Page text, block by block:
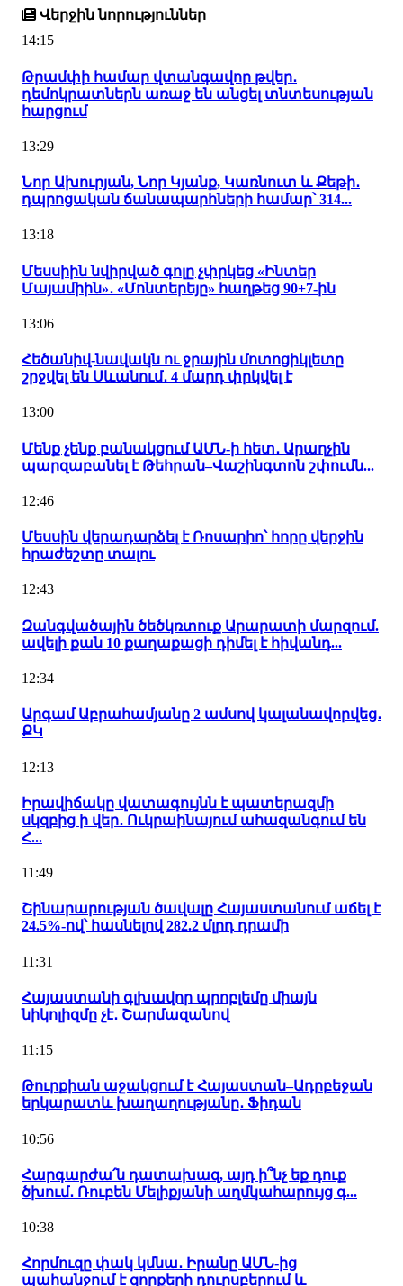
Վերջին նորություններ
14:15
Թրամփի համար վտանգավոր թվեր․
դեմոկրատներն առաջ են անցել տնտեսության
հարցում
13:29
Նոր Ախուրյան, Նոր Կյանք, Կառնուտ և Քեթի․
դպրոցական ճանապարհների համար՝ 314...
13:18
Մեսսիին նվիրված գոլը չփրկեց «Ինտեր
Մայամիին»․ «Մոնտերեյը» հաղթեց 90+7-ին
13:06
Հեծանիվ-նավակն ու ջրային մոտոցիկլետը
շրջվել են Սևանում․ 4 մարդ փրկվել է
13:00
Մենք չենք բանակցում ԱՄՆ-ի հետ․ Արաղչին
պարզաբանել է Թեհրան–Վաշինգտոն շփումն...
12:46
Մեսսին վերադարձել է Ռոսարիո՝ հորը վերջին
հրաժեշտը տալու
12:43
Զանգվածային ծեծկռտուք Արարատի մարզում.
ավելի քան 10 քաղաքացի դիմել է հիվանդ...
12:34
Արգամ Աբրահամյանը 2 ամսով կալանավորվեց․
ՔԿ
12:13
Իրավիճակը վատագույնն է պատերազմի
սկզբից ի վեր․ Ուկրաինայում ահազանգում են
Հ...
11:49
Շինարարության ծավալը Հայաստանում աճել է
24.5%-ով՝ հասնելով 282.2 մլրդ դրամի
11:31
Հայաստանի գլխավոր պրոբլեմը միայն
նիկոլիզմը չէ․ Շարմազանով
11:15
Թուրքիան աջակցում է Հայաստան–Ադրբեջան
երկարատև խաղաղությանը․ Ֆիդան
10:56
Հարգարժա՛ն դատախազ, այդ ի՞նչ եք դուք
ծխում․ Ռուբեն Մելիքյանի աղմկահարույց գ...
10:38
Հորմուզը փակ կմնա․ Իրանը ԱՄՆ-ից
պահանջում է զորքերի դուրսբերում և